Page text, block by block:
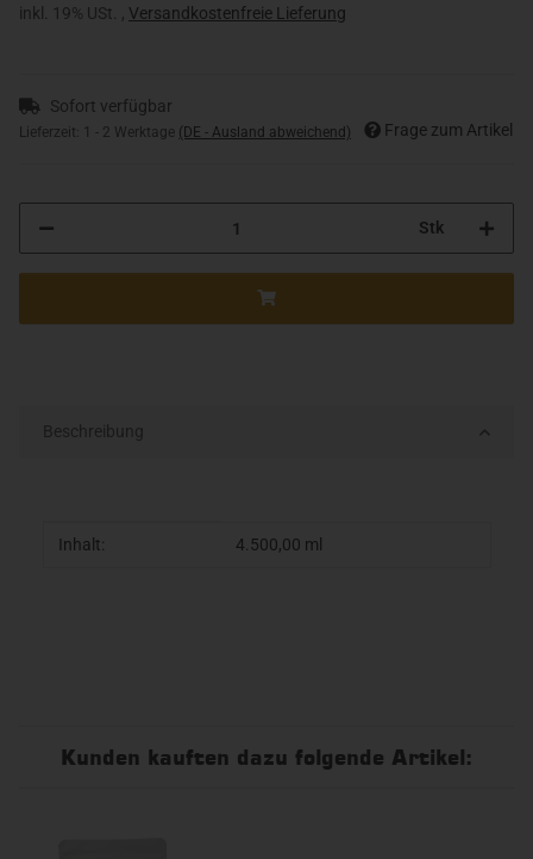
inkl. 19% USt. , Versandkostenfreie Lieferung
Sofort verfügbar
Lieferzeit: 1 - 2 Werktage (DE - Ausland abweichend) Frage zum Artikel
Stk
Beschreibung
Produkteigenschaft
Wert
Inhalt: 4.500,00 ml
Kunden kauften dazu folgende Artikel: